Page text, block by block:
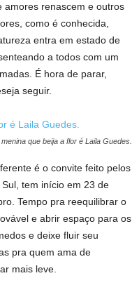
amores renascem e outros
como é conhecida,
entra em estado de
a todos com um
É hora de parar,
seguir.
menina que beija a flor é Laila Guedes.
é o convite feito pelos
tem início em 23 de
Tempo pra reequilibrar o
e abrir espaço para os
e deixe fluir seu
pra quem ama de
mais leve.